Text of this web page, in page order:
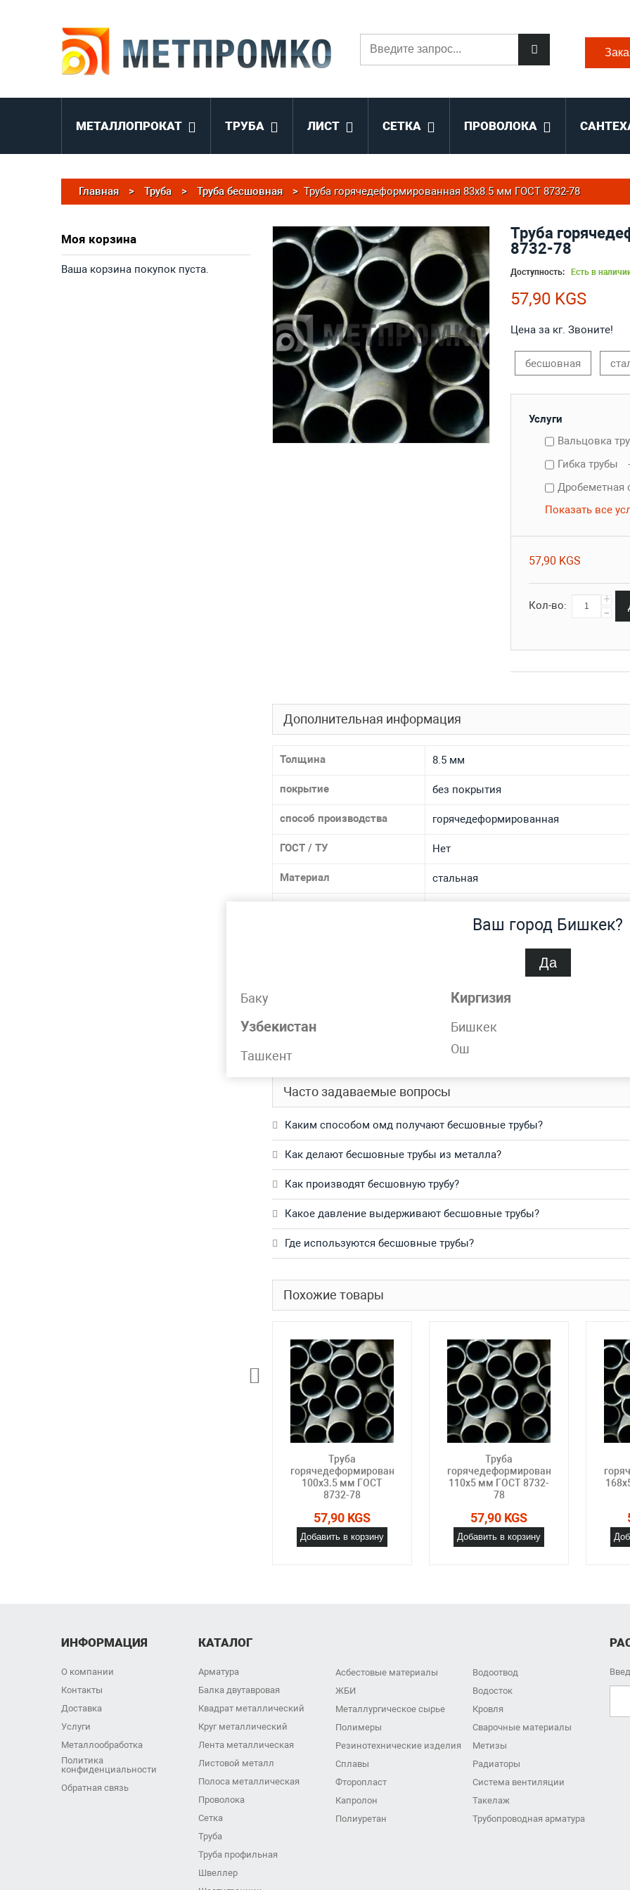
Ваш город Бишкек?
Да
Баку
Узбекистан
Ташкент
Киргизия
Бишкек
Ош
МЕТАЛЛОПРОКАТ ТРУБА ЛИСТ СЕТКА ПРОВОЛОКА
Главная > Труба > Труба бесшовная > Труба горячедеформированная 83х8.5 мм ГОСТ 8732-78
Труба
8732-78
Доступность: Есть в
57,90 KGS
Цена за кг. Звоните!
бесшовная
Услуги
Вальцовка
Гибка трубы
Дробеметная
Показать все
57,90 KGS
Кол-во: +
-
Дополнительная информация
Толщина 8.5 мм
покрытие без покрытия
способ производства горячедеформированная
ГОСТ / ТУ Нет
Материал стальная
Труба горячедеформированная 83х8.5 мм ГОСТ 8732-78 всегда в
Обращайтесь и получите выгодные цены за кг и самую быструю
Часто задаваемые вопросы
Каким способом омд получают бесшовные трубы?
Как делают бесшовные трубы из металла?
Как производят бесшовную трубу?
Какое давление выдерживают бесшовные трубы?
Где используются бесшовные трубы?
Похожие товары
Труба
горячедеформированная
100х3.5 мм ГОСТ
8732-78
57,90 KGS
Добавить в корзину
Труба
горячедеформированная
110х5 мм ГОСТ 8732-
78
57,90 KGS
Добавить в корзину
Моя корзина
Ваша корзина покупок пуста.
ИНФОРМАЦИЯ
О компании
Контакты
Доставка
Услуги
Металлообработка
Политика
конфиденциальности
Обратная связь
КАТАЛОГ
Арматура
Балка двутавровая
Квадрат металлический
Круг металлический
Лента металлическая
Листовой металл
Полоса металлическая
Проволока
Сетка
Труба
Труба профильная
Швеллер
Асбестовые материалы
ЖБИ
Металлургическое сырье
Полимеры
Резинотехнические изделия
Сплавы
Фторопласт
Капролон
Полиуретан
Водоотвод
Водосток
Кровля
Сварочные материалы
Метизы
Радиаторы
Система вентиляции
Такелаж
Трубопроводная арматура